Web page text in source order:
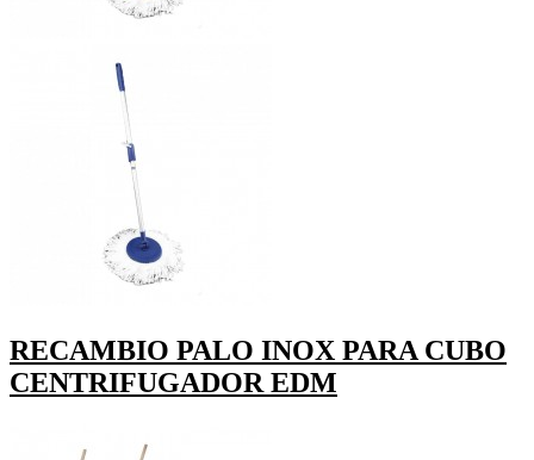
RECAMBIO PALO INOX PARA CUBO
CENTRIFUGADOR EDM